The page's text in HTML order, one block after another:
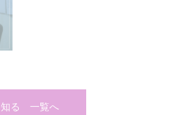
知る 一覧へ